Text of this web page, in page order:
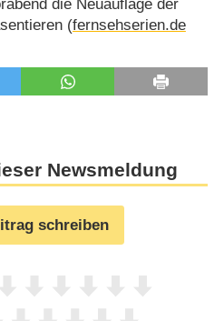
die Neuauflage der
(fernsehserien.de
Newsmeldung
schreiben